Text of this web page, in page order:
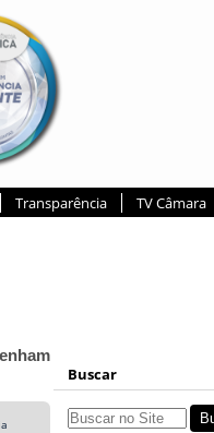
Transparência TV Câmara
Buscar